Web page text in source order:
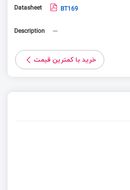
Datasheet BT169
Description ---
خرید با کمترین قیمت